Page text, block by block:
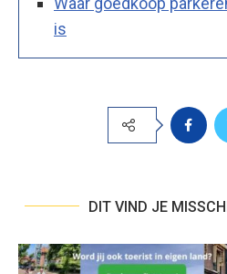
is
DIT VIND JE